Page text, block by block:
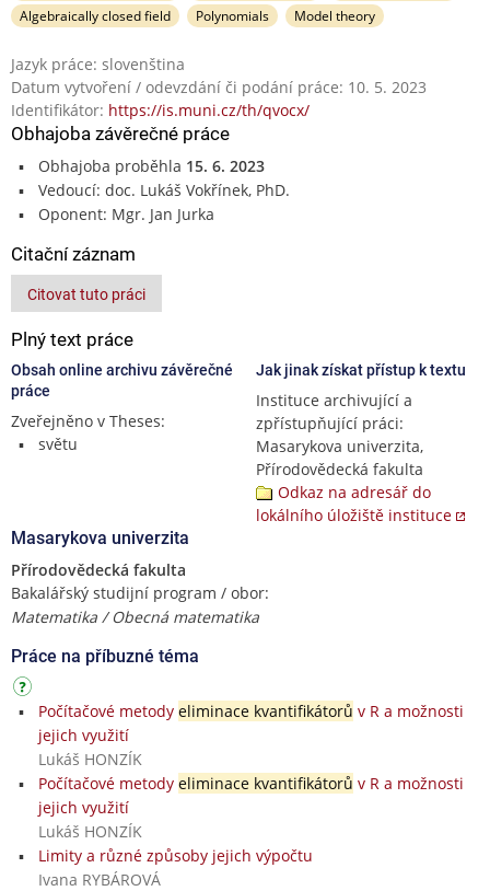
Algebraically closed field
Polynomials Model theory
Jazyk práce: slovenština
Datum vytvoření / odevzdání či podání práce: 10. 5. 2023
Identifikátor: https://is.muni.cz/th/qvocx/
Obhajoba závěrečné práce
Obhajoba proběhla 15. 6. 2023
Vedoucí: doc. Lukáš Vokřínek, PhD.
Oponent: Mgr. Jan Jurka
Citační záznam
Citovat tuto práci
Plný text práce
Obsah online archivu závěrečné
práce
Zveřejněno v Theses:
světu
Jak jinak získat přístup k textu
Instituce archivující a
zpřístupňující práci:
Masarykova univerzita,
Přírodovědecká fakulta
Odkaz na adresář do
lokálního úložiště instituce
Masarykova univerzita
Přírodovědecká fakulta
Bakalářský studijní program / obor:
Matematika / Obecná matematika
Práce na příbuzné téma
Počítačové metody eliminace kvantifikátorů v R a možnosti
jejich využití
Lukáš HONZÍK
Počítačové metody eliminace kvantifikátorů v R a možnosti
jejich využití
Lukáš HONZÍK
Limity a různé způsoby jejich výpočtu
Ivana RYBÁROVÁ